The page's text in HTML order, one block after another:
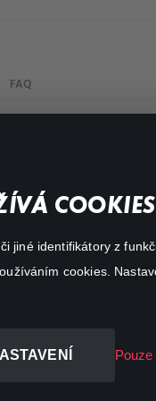
COOKIES
jiné identifikátory z
cookies.
FAQ